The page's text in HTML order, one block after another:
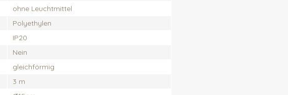
ohne Leuchtmittel
Polyethylen
IP20
Nein
gleichförmig
3 m